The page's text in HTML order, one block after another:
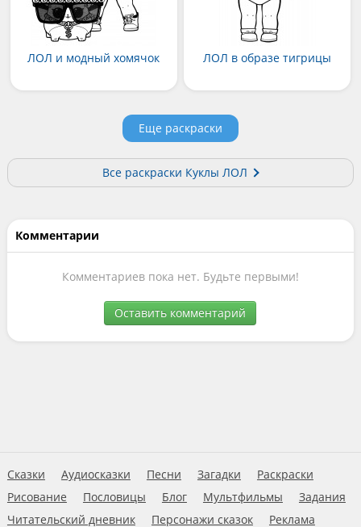
ЛОЛ и модный хомячок ЛОЛ в образе тигрицы
Еще раскраски
Все раскраски Куклы ЛОЛ
Комментарии
Комментариев пока нет. Будьте первыми!
Оставить комментарий
Сказки Аудиосказки Песни Загадки
Раскраски
Рисование
Пословицы Блог Мультфильмы
Задания
Читательский дневник
Персонажи сказок Реклама